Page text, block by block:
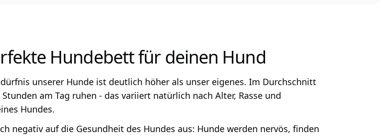
Hundebett für deinen Hund
unserer Hunde ist deutlich höher als unser eigenes. Im Durchschnitt
am Tag ruhen - das variiert natürlich nach Alter, Rasse und
Hundes.
negativ auf die Gesundheit des Hundes aus: Hunde werden nervös, finden